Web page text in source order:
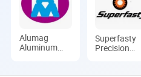
Alumag
Aluminum
Superfasty
Precision